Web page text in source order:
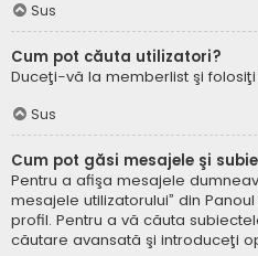
Sus
Cum pot căuta utilizatori?
Duceţi-vă la memberlist şi
Sus
Cum pot găsi mesajele şi
Pentru a afişa mesajele
mesajele utilizatorului” din
profil. Pentru a vă căuta
căutare avansată şi introduceţi